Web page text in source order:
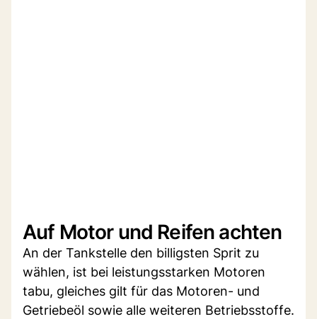
Auf Motor und Reifen achten
An der Tankstelle den billigsten Sprit zu
wählen, ist bei leistungsstarken Motoren
tabu, gleiches gilt für das Motoren- und
Getriebeöl sowie alle weiteren Betriebsstoffe.